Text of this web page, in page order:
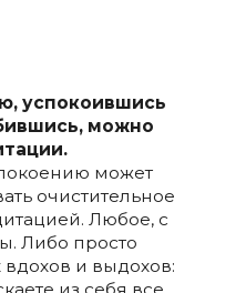
успокоившись
можно
может
очистительное
Любое, с
Либо просто
вдохов и выдохов: